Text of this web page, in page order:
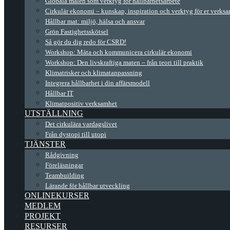
Cirkulär ekonomi – kunskap, inspiration och verktyg för er
Hållbar mat: miljö, hälsa och ansvar
Grön Fastighetsskötsel
Så gör du dig redo för CSRD!
Workshop: Mäta och kommunicera cirkulär ekonomi
Workshop: Den livskraftiga maten – från teori till praktik
Klimatrisker och klimatanpassning
Integrera hållbarhet i din affärsmodell
Hållbar IT
Klimatpositiv verksamhet
UTSTÄLLNING
Det cirkulära vardagslivet
Från dystopi till utopi
TJÄNSTER
Rådgivning
Föreläsningar
Teambuilding
Lärande för hållbar utveckling
ONLINEKURSER
MEDLEM
PROJEKT
RESURSER